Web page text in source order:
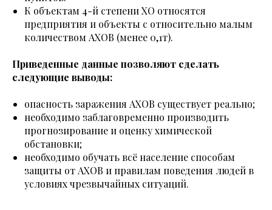
К объектам 4-й степениХО относятся
предприятия и объекты с относительно малым
количеством АХОВ (менее 0,1т).
Приведенные данные позволяют сделать
следующие выводы:
опасность заражения АХОВ существует реально;
необходимо заблаговременно производить
прогнозирование и оценку химической
обстановки;
необходимо обучать всё население способам
защиты от АХОВ и правилам поведения людей в
условиях чрезвычайных ситуаций.